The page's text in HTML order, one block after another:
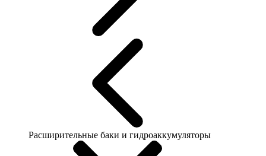
Расширительные баки и гидроаккумуляторы